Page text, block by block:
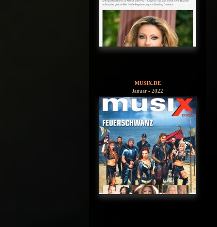
MUSIX.DE
Januar - 2022